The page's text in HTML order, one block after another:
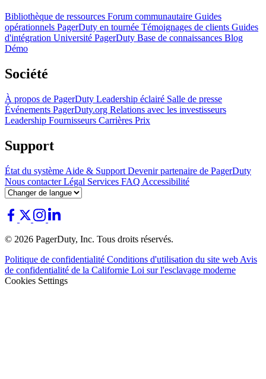
Bibliothèque de ressources Forum communautaire Guides
opérationnels PagerDuty en tournée Témoignages de clients Guides
d'intégration Université PagerDuty Base de connaissances Blog
Démo
Société
À propos de PagerDuty Leadership éclairé Salle de presse
Événements PagerDuty.org Relations avec les investisseurs
Leadership Fournisseurs Carrières Prix
Support
État du système Aide & Support Devenir partenaire de PagerDuty
Nous contacterLégal Services FAQ Accessibilité
© 2026 PagerDuty, Inc. Tous droits réservés.
Politique de confidentialité Conditions d'utilisation du site web Avis
de confidentialité de la Californie Loi sur l'esclavage moderne
Cookies Settings